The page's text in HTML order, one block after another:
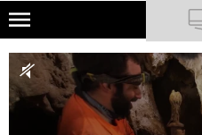
Skip
main
content
NATIONAL GEOGRAPHIC
TRAVELER